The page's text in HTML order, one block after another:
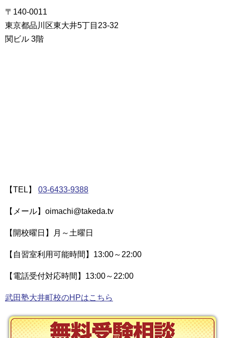
〒140-0011
東京都品川区東大井5丁目23-32
関ビル 3階
【TEL】 03-6433-9388
【メール】oimachi@takeda.tv
【開校曜日】月～土曜日
【自習室利用可能時間】13:00～22:00
【電話受付対応時間】13:00～22:00
武田塾大井町校のHPはこちら